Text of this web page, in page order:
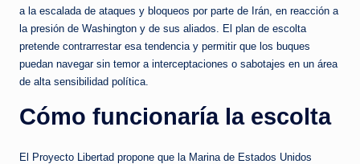
a la escalada de ataques y bloqueos por parte de Irán, en reacción a
la presión de Washington y de sus aliados. El plan de escolta
pretende contrarrestar esa tendencia y permitir que los buques
puedan navegar sin temor a interceptaciones o sabotajes en un área
de alta sensibilidad política.
Cómo funcionaría la escolta
El Proyecto Libertad propone que la Marina de Estados Unidos